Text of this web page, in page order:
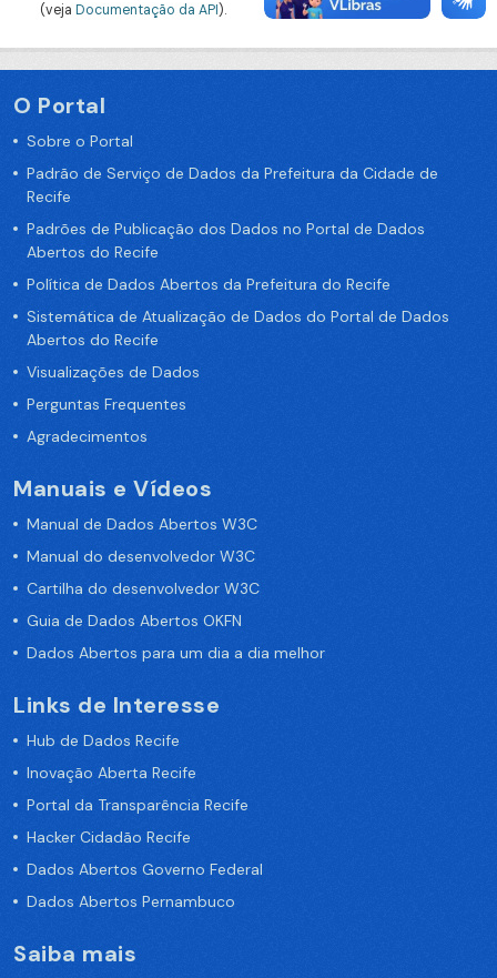
(veja Documentação da API).
O Portal
Sobre o Portal
Padrão de Serviço de Dados da Prefeitura da Cidade de
Recife
Padrões de Publicação dos Dados no Portal de Dados
Abertos do Recife
Política de Dados Abertos da Prefeitura do Recife
Sistemática de Atualização de Dados do Portal de Dados
Abertos do Recife
Visualizações de Dados
Perguntas Frequentes
Agradecimentos
Manuais e Vídeos
Manual de Dados Abertos W3C
Manual do desenvolvedor W3C
Cartilha do desenvolvedor W3C
Guia de Dados Abertos OKFN
Dados Abertos para um dia a dia melhor
Links de Interesse
Hub de Dados Recife
Inovação Aberta Recife
Portal da Transparência Recife
Hacker Cidadão Recife
Dados Abertos Governo Federal
Dados Abertos Pernambuco
Saiba mais